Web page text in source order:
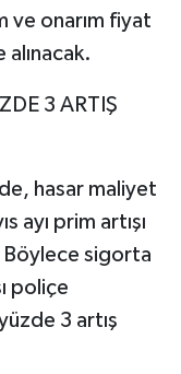
ve onarım fiyat
alınacak.
3 ARTIŞ
hasar maliyet
ayı prim artışı
Böylece sigorta
poliçe
3 artış